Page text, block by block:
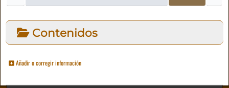
Contenidos
Añadir o corregir información